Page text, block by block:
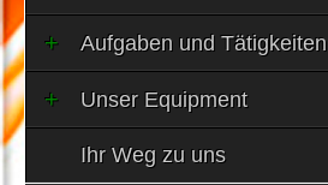
Aufgaben und Tätigkeiten
Unser Equipment
Ihr Weg zu uns